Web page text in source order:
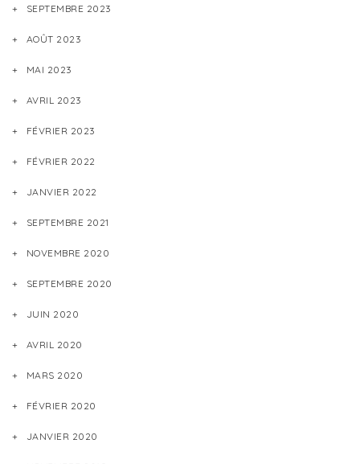
SEPTEMBRE 2023
AOÛT 2023
MAI 2023
AVRIL 2023
FÉVRIER 2023
FÉVRIER 2022
JANVIER 2022
SEPTEMBRE 2021
NOVEMBRE 2020
SEPTEMBRE 2020
JUIN 2020
AVRIL 2020
MARS 2020
FÉVRIER 2020
JANVIER 2020